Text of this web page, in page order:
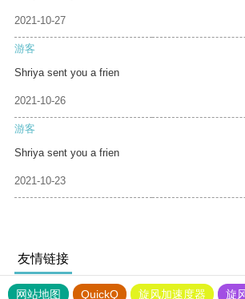
2021-10-27
游客
Shriya sent you a frien
2021-10-26
游客
Shriya sent you a frien
2021-10-23
友情链接
网站地图 QuickQ 旋风加速度器 旋